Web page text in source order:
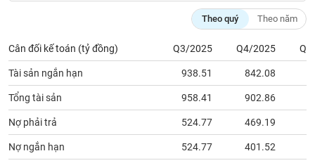
Theo quý Theo năm
Cân đối kế toán (tỷ đồng) Q3/2025 Q4/2025
Tài sản ngắn hạn 938.51 842.08
Tổng tài sản 958.41 902.86
Nợ phải trả 524.77 469.19
Nợ ngắn hạn 524.77 401.52
cụ
đầu
tư
Truyền
thông